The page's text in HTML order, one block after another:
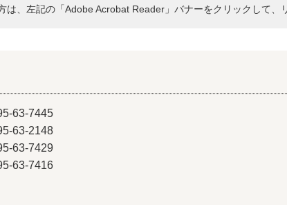
は、左記の「Adobe Acrobat Reader」バナーをクリックして、
63-7445
63-2148
7429
7416